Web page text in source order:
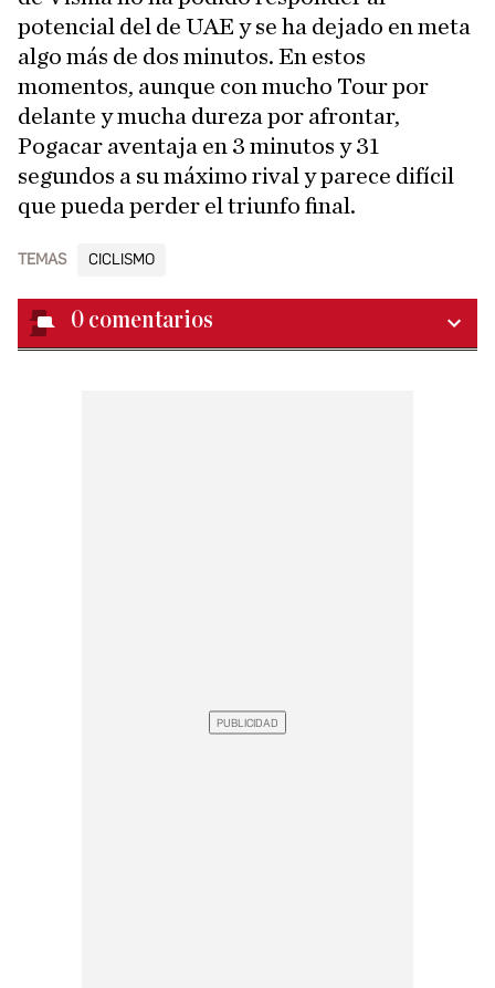
potencial del de UAE y se ha dejado en meta
algo más de dos minutos. En estos
momentos, aunque con mucho Tour por
delante y mucha dureza por afrontar,
Pogacar aventaja en 3 minutos y 31
segundos a su máximo rival y parece difícil
que pueda perder el triunfo final.
TEMAS CICLISMO
0 comentarios